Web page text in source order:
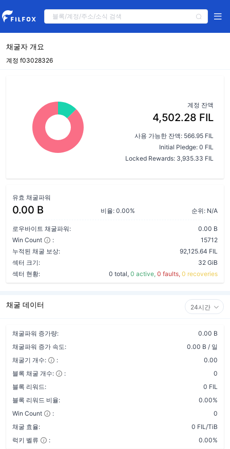
채굴자 개요
계정 f03028326
계정 잔액
4,502.28 FIL
사용 가능한 잔액: 566.95 FIL
Initial Pledge: 0 FIL
Locked Rewards: 3,935.33 FIL
유효 채굴파워
0.00 B 비율: 0.00% 순위: N/A
로우바이트 채굴파워:
0.00 B
Win Count
:
15712
누적된 채굴 보상:
92,125.64 FIL
섹터 크기:
32 GiB
섹터 현황:
0 total, 0 active, 0 faults, 0 recoveries
채굴 데이터 24시간
채굴파워 증가량:
0.00 B
채굴파워 증가 속도:
0.00 B / 일
채굴기 개수:
:
0.00
블록 채굴 개수:
:
0
블록 리워드:
0 FIL
블록 리워드 비율:
0.00%
Win Count
:
0
채굴 효율:
0 FIL/TiB
럭키 벨류
: 0.00%